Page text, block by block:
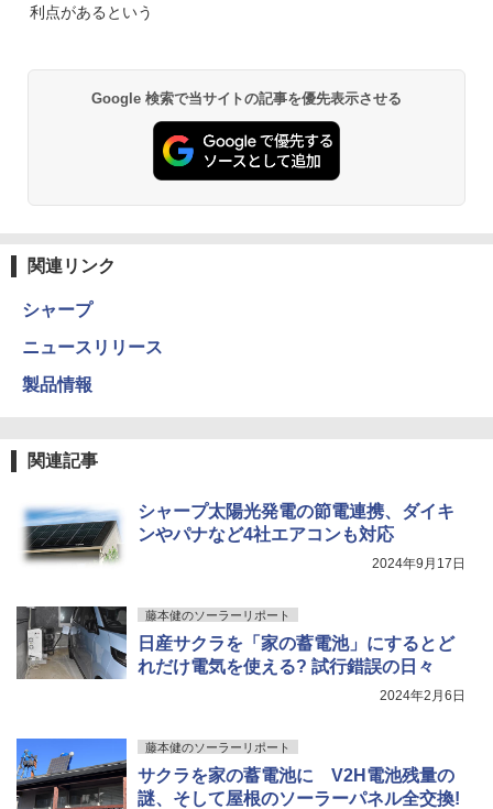
利点があるという
Google 検索で当サイトの記事を優先表示させる
関連リンク
シャープ
ニュースリリース
製品情報
関連記事
シャープ太陽光発電の節電連携、ダイキ
ンやパナなど4社エアコンも対応
2024年9月17日
藤本健のソーラーリポート
日産サクラを「家の蓄電池」にするとど
れだけ電気を使える? 試行錯誤の日々
2024年2月6日
藤本健のソーラーリポート
サクラを家の蓄電池に V2H電池残量の
謎、そして屋根のソーラーパネル全交換!